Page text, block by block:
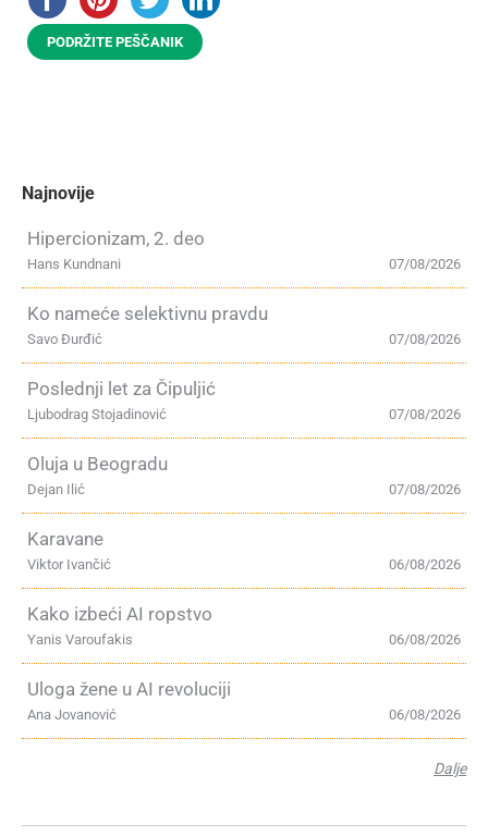
PODRŽITE PEŠČANIK
Najnovije
Hipercionizam, 2. deo
07/08/2026
Hans Kundnani
Ko nameće selektivnu pravdu
07/08/2026
Savo Đurđić
Poslednji let za Čipuljić
07/08/2026
Ljubodrag Stojadinović
Oluja u Beogradu
07/08/2026
Dejan Ilić
Karavane
06/08/2026
Viktor Ivančić
Kako izbeći AI ropstvo
06/08/2026
Yanis Varoufakis
Uloga žene u AI revoluciji
06/08/2026
Ana Jovanović
Dalje